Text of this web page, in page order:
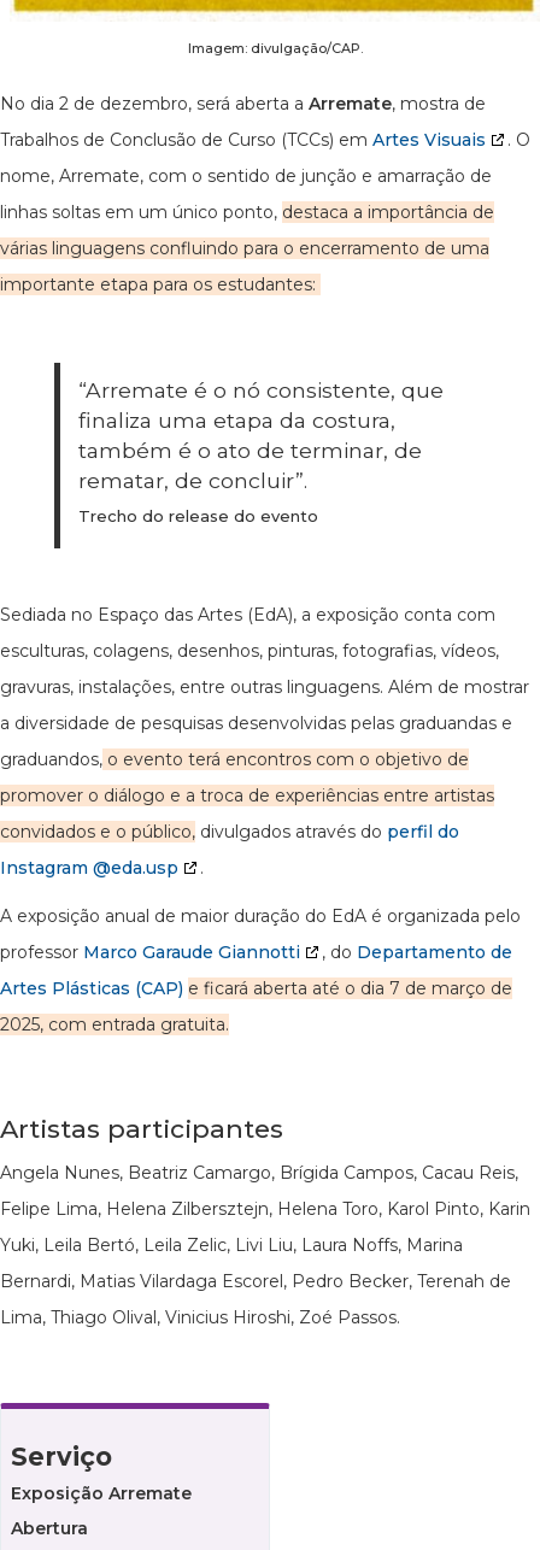
Imagem: divulgação/CAP.
No dia 2 de dezembro, será aberta a Arremate, mostra de
Trabalhos de Conclusão de Curso (TCCs) em Artes Visuais
. O
nome, Arremate, com o sentido de junção e amarração de
linhas soltas em um único ponto, destaca a importância de
várias linguagens confluindo para o encerramento de uma
importante etapa para os estudantes:
“Arremate é o nó consistente, que
finaliza uma etapa da costura,
também é o ato de terminar, de
rematar, de concluir”.
Trecho do release do evento
Sediada no Espaço das Artes (EdA), a exposição conta com
esculturas, colagens, desenhos, pinturas, fotografias, vídeos,
gravuras, instalações, entre outras linguagens. Além de mostrar
a diversidade de pesquisas desenvolvidas pelas graduandas e
graduandos, o evento terá encontros com o objetivo de
promover o diálogo e a troca de experiências entre artistas
convidados e o público, divulgados através do perfil do
Instagram @eda.usp
.
A exposição anual de maior duração do EdA é organizada pelo
professor Marco Garaude Giannotti , do Departamento de
Artes Plásticas (CAP) e ficará aberta até o dia 7 de março de
2025, com entrada gratuita.
Artistas participantes
Angela Nunes, Beatriz Camargo, Brígida Campos, Cacau Reis,
Felipe Lima, Helena Zilbersztejn, Helena Toro, Karol Pinto, Karin
Yuki, Leila Bertó, Leila Zelic, Livi Liu, Laura Noffs, Marina
Bernardi, Matias Vilardaga Escorel, Pedro Becker, Terenah de
Lima, Thiago Olival, Vinicius Hiroshi, Zoé Passos.
Serviço
Exposição Arremate
Abertura